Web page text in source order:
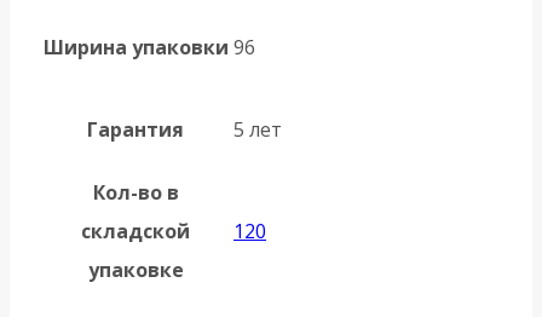
Ширина упаковки 96
Гарантия 5 лет
Кол-во в
складской
упаковке
120